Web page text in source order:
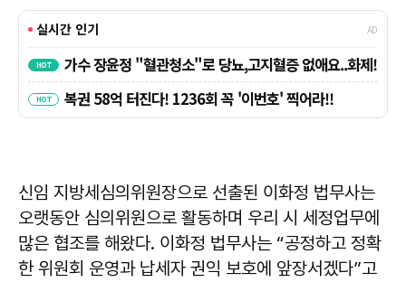
신임 지방세심의위원장으로 선출된 이화정 법무사는
오랫동안 심의위원으로 활동하며 우리 시 세정업무에
많은 협조를 해왔다. 이화정 법무사는 “공정하고 정확
한 위원회 운영과 납세자 권익 보호에 앞장서겠다”고